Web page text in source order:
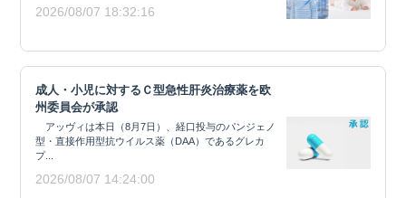
2026/08/07 18:32:16
成人・小児に対するＣ型急性肝炎治療薬を欧
州委員会が承認
アッヴィは本日（8月7日）、経口投与のパンジェノ
型・直接作用型抗ウイルス薬（DAA）であるグレカ
プ...
2026/08/07 14:24:00